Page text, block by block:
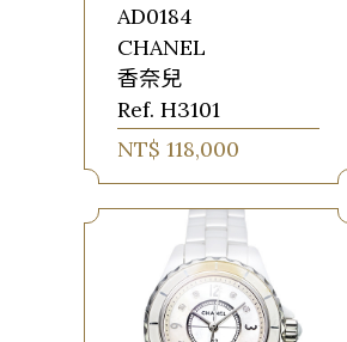
AD0184
CHANEL
香奈兒
Ref. H3101
NT$ 118,000